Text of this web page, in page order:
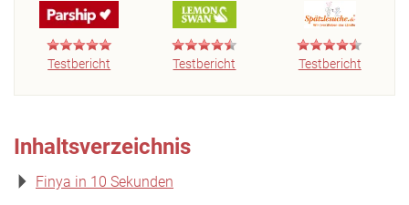
Testbericht Testbericht Testbericht
Inhaltsverzeichnis
Finya in 10 Sekunden